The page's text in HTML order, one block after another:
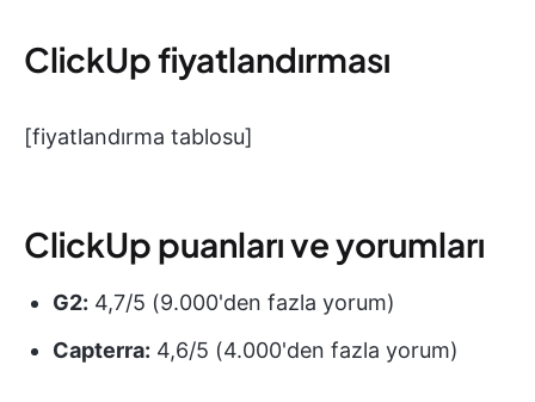
ClickUp fiyatlandırması
[fiyatlandırma tablosu]
ClickUp puanları ve yorumları
G2: 4,7/5 (9.000'den fazla yorum)
Capterra: 4,6/5 (4.000'den fazla yorum)